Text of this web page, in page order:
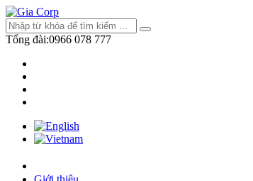
Tổng đài:0966 078 777